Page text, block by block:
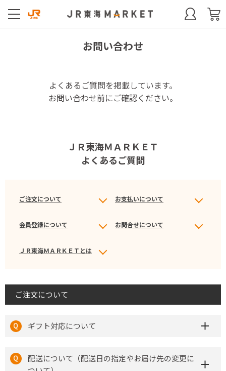
お問い合わせ
よくあるご質問を掲載しています。
お問い合わせ前にご確認ください。
ＪＲ東海ＭＡＲＫＥＴ
よくあるご質問
ご注文について お支払いについて
会員登録について お問合せについて
ＪＲ東海ＭＡＲＫＥＴとは
ご注文について
ギフト対応について
配送について（配送日の指定やお届け先の変更に